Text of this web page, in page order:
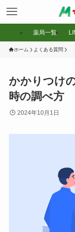
薬局一覧
ホーム よくある質問
かかりつけ
時の調べ方
2024年10月1日